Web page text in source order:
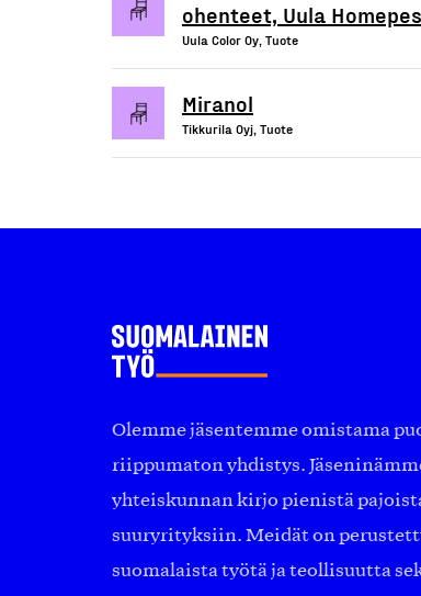
ohenteet, Uula
Uula Color Oy, Tuote
Miranol
Tikkurila Oyj, Tuote
Olemme jäsentemme omistama
riippumaton yhdistys.
yhteiskunnan kirjo pienistä
suuryrityksiin. Meidät on
suomalaista työtä ja teollisuutta